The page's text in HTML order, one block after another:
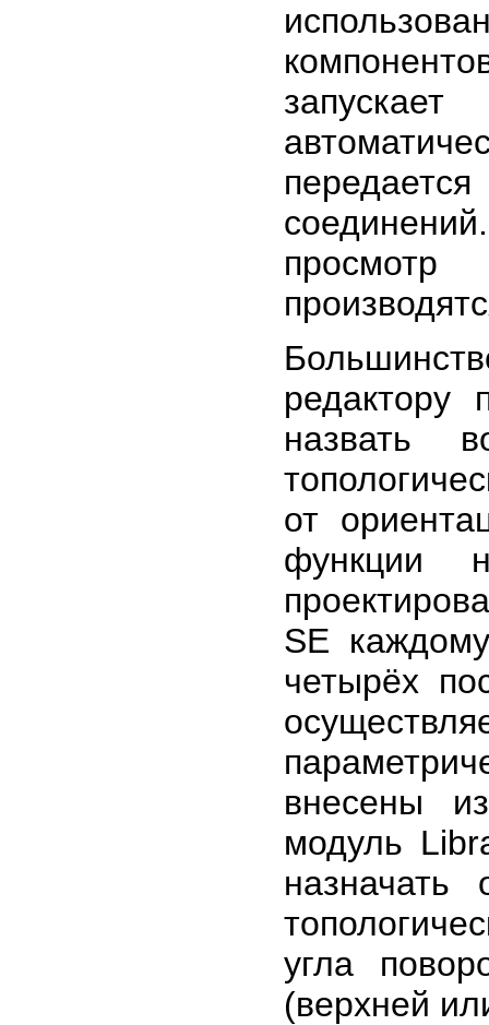
просмотр
редактору
назвать
от
функции
SE
четырёх
внесены
модуль
назначать
угла
(верхней